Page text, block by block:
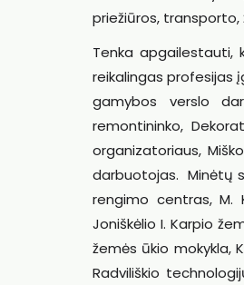
priežiūros, transporto,
Tenka apgailestauti,
reikalingas profesijas
gamybos verslo
remontininko,
organizatoriaus,
darbuotojas. Minėtų
rengimo centras, M.
Joniškėlio I. Karpio
žemės ūkio mokykla,
Radviliškio